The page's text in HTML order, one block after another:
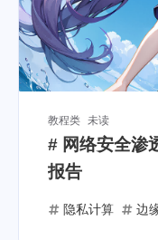
教程类 未读
# 网络安全渗
报告
隐私计算 边